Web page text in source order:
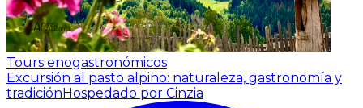
Tours enogastronómicos
Excursión al pasto alpino: naturaleza, gastronomía y
tradición Hospedado por Cinzia